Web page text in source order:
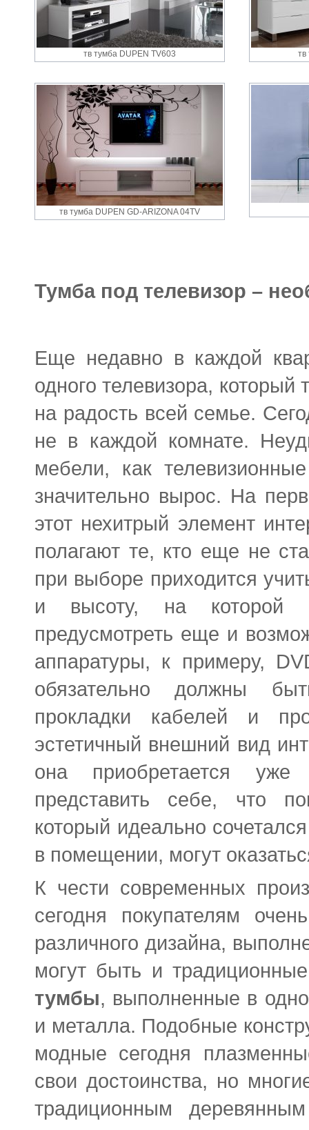
тв тумба DUPEN TV603 тв
тв тумба DUPEN GD-ARIZONA 04TV
Тумба под телевизор –
Еще недавно в каждой
одного телевизора, который
на радость всей семье.
не в каждой комнате.
мебели, как
значительно вырос. На
этот нехитрый элемент
полагают те, кто еще не
при выборе приходится
и высоту, на которой
предусмотреть еще и
аппаратуры, к примеру,
обязательно должны
прокладки кабелей и
эстетичный внешний вид
она приобретается
представить себе, что
который идеально
в помещении, могут
К чести современных
сегодня покупателям
различного дизайна,
могут быть и
тумбы, выполненные в
и металла. Подобные
модные сегодня
свои достоинства, но
традиционным